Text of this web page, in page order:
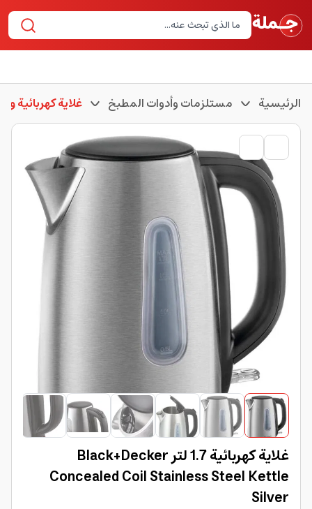
الرئيسية مستلزمات وأدوات المطبخ غلاية كهربائية
غلاية كهربائية 1.7 لتر Black+Decker
Concealed Coil Stainless Steel Kettle
Silver